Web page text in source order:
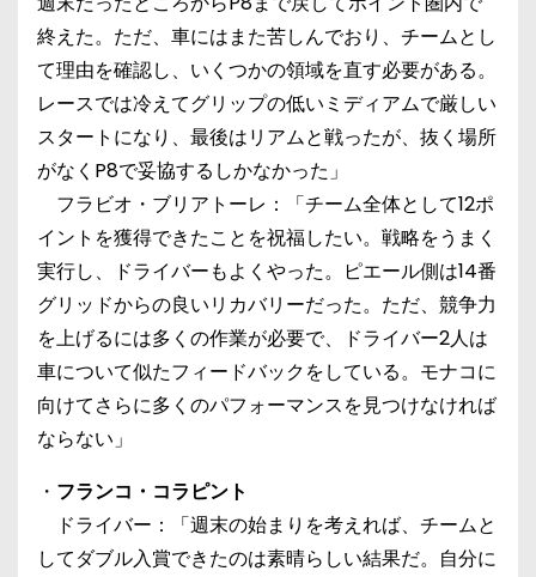
終えた。ただ、車にはまた苦しんでおり、チームとし
て理由を確認し、いくつかの領域を直す必要がある。
レースでは冷えてグリップの低いミディアムで厳しい
スタートになり、最後はリアムと戦ったが、抜く場所
がなくP8で妥協するしかなかった」
フラビオ・ブリアトーレ：「チーム全体として12ポ
イントを獲得できたことを祝福したい。戦略をうまく
実行し、ドライバーもよくやった。ピエール側は14番
グリッドからの良いリカバリーだった。ただ、競争力
を上げるには多くの作業が必要で、ドライバー2人は
車について似たフィードバックをしている。モナコに
向けてさらに多くのパフォーマンスを見つけなければ
ならない」
・ フランコ・コラピント
ドライバー：「週末の始まりを考えれば、チームと
してダブル入賞できたのは素晴らしい結果だ。自分に